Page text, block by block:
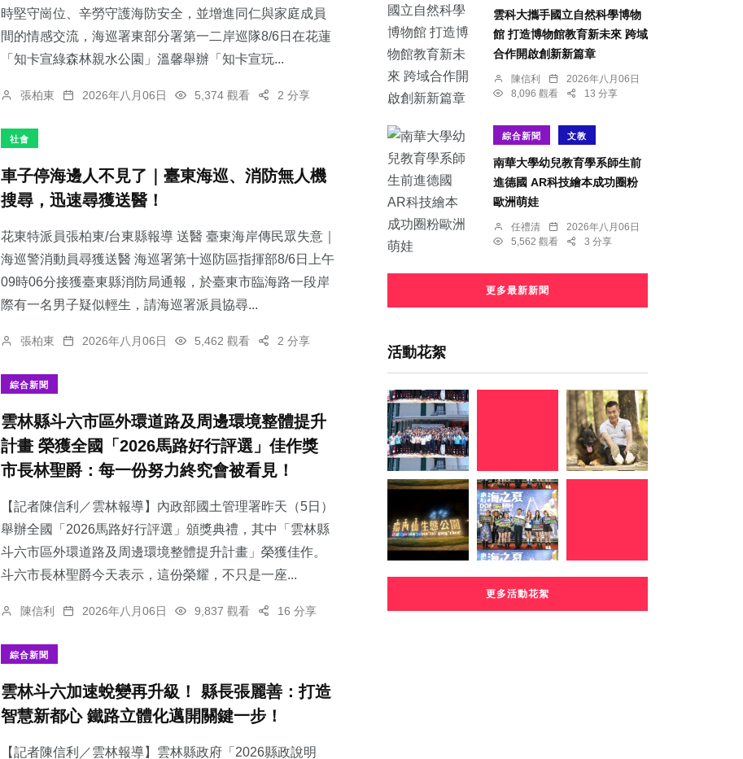
時堅守崗位、辛勞守護海防安全，並增進同仁與家庭成員
間的情感交流，海巡署東部分署第一二岸巡隊8/6日在花蓮
「知卡宣綠森林親水公園」溫馨舉辦「知卡宣玩...
張柏東 2026年八月06日 5,374 觀看 2 分享
社會
車子停海邊人不見了｜臺東海巡、消防無人機
搜尋，迅速尋獲送醫！
花東特派員張柏東/台東縣報導 送醫 臺東海岸傳民眾失意｜
海巡警消動員尋獲送醫 海巡署第十巡防區指揮部8/6日上午
09時06分接獲臺東縣消防局通報，於臺東市臨海路一段岸
際有一名男子疑似輕生，請海巡署派員協尋...
張柏東 2026年八月06日 5,462 觀看 2 分享
綜合新聞
雲林縣斗六市區外環道路及周邊環境整體提升
計畫 榮獲全國「2026馬路好行評選」佳作獎
市長林聖爵：每一份努力終究會被看見！
【記者陳信利／雲林報導】內政部國土管理署昨天（5日）
舉辦全國「2026馬路好行評選」頒獎典禮，其中「雲林縣
斗六市區外環道路及周邊環境整體提升計畫」榮獲佳作。
斗六市長林聖爵今天表示，這份榮耀，不只是一座...
陳信利 2026年八月06日 9,837 觀看 16 分享
綜合新聞
雲林斗六加速蛻變再升級！ 縣長張麗善：打造
智慧新都心 鐵路立體化邁開關鍵一步！
【記者陳信利／雲林報導】雲林縣政府「2026縣政說明
雲科大攜手國立自然科學博物
館 打造博物館教育新未來 跨域
合作開啟創新新篇章
陳信利
2026年八月06日
8,096 觀看
13 分享
綜合新聞 文教
南華大學幼兒教育學系師生前
進德國 AR科技繪本成功圈粉
歐洲萌娃
任禮清
2026年八月06日
5,562 觀看
3 分享
更多最新新聞
活動花絮
更多活動花絮